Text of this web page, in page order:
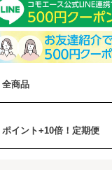
全商品
ポイント+10倍！定期便